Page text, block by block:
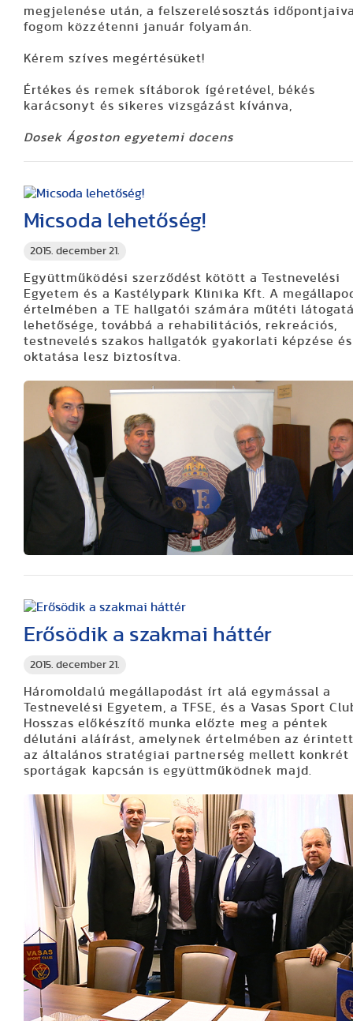
megjelenése után, a felszerelésosztás
fogom közzétenni január folyamán.
Kérem szíves megértésüket!
Értékes és remek sítáborok ígéretével, békés
karácsonyt és sikeres vizsgázást kívánva,
Dosek Ágoston egyetemi docens
2015. december 21.
Micsoda lehetőség!
Együttműködési szerződést kötött a Testnevelési
Egyetem és a Kastélypark Klinika Kft. A
értelmében a TE hallgatói számára műtéti
lehetősége, továbbá a rehabilitációs, rekreációs,
testnevelés szakos hallgatók gyakorlati képzése és
oktatása lesz biztosítva.
2015. december 21.
Erősödik a szakmai háttér
Háromoldalú megállapodást írt alá egymással a
Testnevelési Egyetem, a TFSE, és a Vasas Sport
Hosszas előkészítő munka előzte meg a péntek
délutáni aláírást, amelynek értelmében az érintettek
az általános stratégiai partnerség mellett konkrét
sportágak kapcsán is együttműködnek majd.